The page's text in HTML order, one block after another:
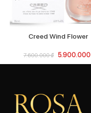
Creed Wind Flower
7.600.000₫ 5.900.000